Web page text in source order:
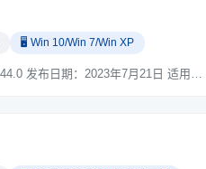
🖥️ Win 10/Win 7/Win XP
爱普生Epson DS-535II 扫描仪驱动下载 版本：Ver. 6.7.44.0 发布日期：2023年7月21日 适用于：Windows XP / Windows 7 / Windows 10 / Windows 11 系统。 ...